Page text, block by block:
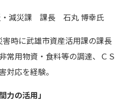
・減災課 課長 石丸 博幸氏
時に武雄市資産活用課の課長
常用物資・食料等の調達、ＣＳ
対応を経験。
力の活用」